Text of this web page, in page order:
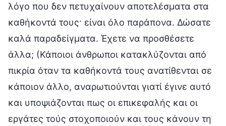
λόγο που δεν πετυχαίνουν αποτελέσματα στα
καθήκοντά τους· είναι όλο παράπονα. Δώσατε
καλά παραδείγματα. Έχετε να προσθέσετε
άλλα; (Κάποιοι άνθρωποι κατακλύζονται από
πικρία όταν τα καθήκοντά τους ανατίθενται σε
κάποιον άλλο, αναρωτιούνται γιατί έγινε αυτό
και υποψιάζονται πως οι επικεφαλής και οι
εργάτες τούς στοχοποιούν και τους κάνουν τη